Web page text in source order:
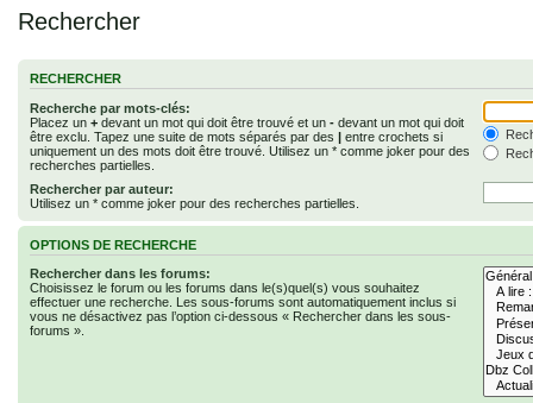
Rechercher
RECHERCHER
Recherche par mots-clés:
Placez un + devant un mot qui doit être trouvé et un - devant un mot qui doit
être exclu. Tapez une suite de mots séparés par des | entre crochets si
uniquement un des mots doit être trouvé. Utilisez un * comme joker pour des
recherches partielles.
Rechercher par auteur:
Utilisez un * comme joker pour des recherches partielles.
OPTIONS DE RECHERCHE
Rechercher dans les forums:
Choisissez le forum ou les forums dans le(s)quel(s) vous souhaitez
effectuer une recherche. Les sous-forums sont automatiquement inclus si
vous ne désactivez pas l’option ci-dessous « Rechercher dans les sous-
forums ».